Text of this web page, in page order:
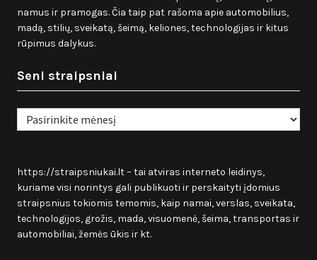
namus ir pramogas. Čia taip pat rašoma apie automobilius,
madą, stilių, sveikatą, šeimą, keliones, technologijas ir kitus
rūpimus dalykus.
Seni straipsniai
Seni
straipsniai
https://straipsniukai.lt– tai atviras interneto leidinys,
kuriame visi norintys gali publikuoti ir perskaityti įdomius
straipsnius tokiomis temomis, kaip namai, verslas, sveikata,
technologijos, grožis, mada, visuomenė, šeima, transportas ir
automobiliai, žemės ūkis ir kt.